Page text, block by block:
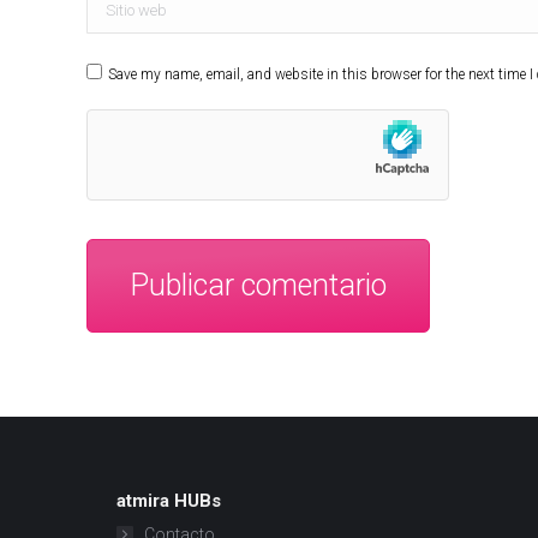
Save my name, email, and website in this browser for the next time I
Publicar comentario
atmira HUBs